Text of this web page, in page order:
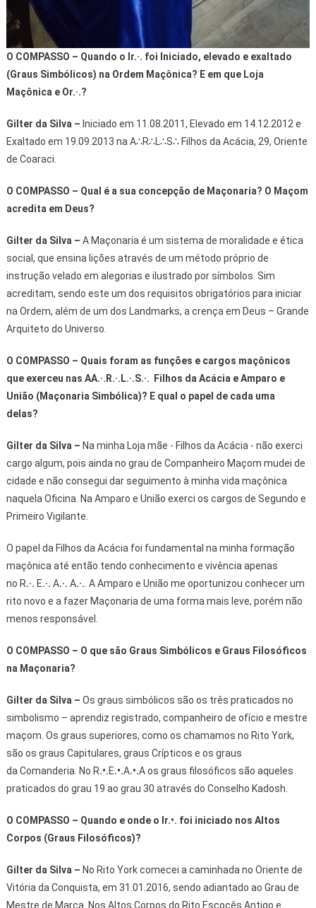
O COMPASSO – Quando o Ir.·. foi Iniciado, elevado e exaltado
(Graus Simbólicos) na Ordem Maçônica? E em que Loja
Maçônica e Or.·.?
Gilter da Silva – Iniciado em 11.08.2011, Elevado em 14.12.2012 e
Exaltado em 19.09.2013 na A∴R∴L∴S∴ Filhos da Acácia, 29, Oriente
de Coaraci.
O COMPASSO – Qual é a sua concepção de Maçonaria? O Maçom
acredita em Deus?
Gilter da Silva – A Maçonaria é um sistema de moralidade e ética
social, que ensina lições através de um método próprio de
instrução velado em alegorias e ilustrado por símbolos. Sim
acreditam, sendo este um dos requisitos obrigatórios para iniciar
na Ordem, além de um dos Landmarks, a crença em Deus – Grande
Arquiteto do Universo.
O COMPASSO – Quais foram as funções e cargos maçônicos
que exerceu nas AA.·.R.·.L.·.S.·. Filhos da Acácia e Amparo e
União (Maçonaria Simbólica)? E qual o papel de cada uma
delas?
Gilter da Silva – Na minha Loja mãe - Filhos da Acácia - não exerci
cargo algum, pois ainda no grau de Companheiro Maçom mudei de
cidade e não consegui dar seguimento à minha vida maçônica
naquela Oficina. Na Amparo e União exerci os cargos de Segundo e
Primeiro Vigilante.
O papel da Filhos da Acácia foi fundamental na minha formação
maçônica até então tendo conhecimento e vivência apenas
no R.·. E.·. A.·. A.·. . A Amparo e União me oportunizou conhecer um
rito novo e a fazer Maçonaria de uma forma mais leve, porém não
menos responsável.
O COMPASSO – O que são Graus Simbólicos e Graus Filosóficos
na Maçonaria?
Gilter da Silva – Os graus simbólicos são os três praticados no
simbolismo – aprendiz registrado, companheiro de ofício e mestre
maçom. Os graus superiores, como os chamamos no Rito York,
são os graus Capitulares, graus Crípticos e os graus
da Comanderia. No R.•.E.•.A.•.A os graus filosóficos são aqueles
praticados do grau 19 ao grau 30 através do Conselho Kadosh.
O COMPASSO – Quando e onde o Ir.•. foi iniciado nos Altos
Corpos (Graus Filosóficos)?
Gilter da Silva – No Rito York comecei a caminhada no Oriente de
Vitória da Conquista, em 31.01.2016, sendo adiantado ao Grau de
Mestre de Marca. Nos Altos Corpos do Rito Escocês Antigo e